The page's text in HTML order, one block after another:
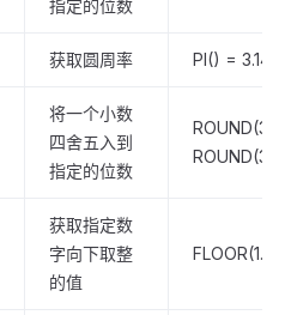
指定的位数
获取圆周率 PI() =
将一个小数
四舍五入到
指定的位数
获取指定数
字向下取整
的值